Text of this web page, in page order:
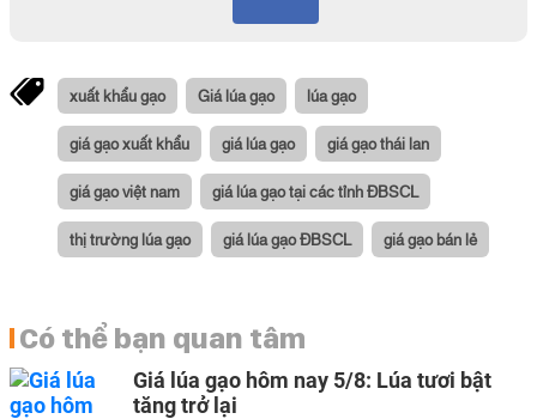
xuất khẩu gạo Giá lúa gạo lúa gạo
giá gạo xuất khẩu giá lúa gạo giá gạo thái lan
giá gạo việt nam giá lúa gạo tại các tỉnh ĐBSCL
thị trường lúa gạo giá lúa gạo ĐBSCL giá gạo bán lẻ
Có thể bạn quan tâm
Giá lúa gạo hôm nay 5/8: Lúa tươi bật
tăng trở lại